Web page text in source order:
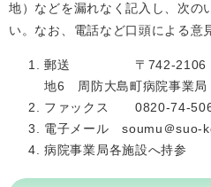
地）などを漏れなく記入し、次の
い。なお、電話など口頭による意
郵送 〒742-2106 周
地6 周防大島町病院事業局
ファックス 0820-74-
電子メール soumu＠suo-
病院事業局各施設へ持参